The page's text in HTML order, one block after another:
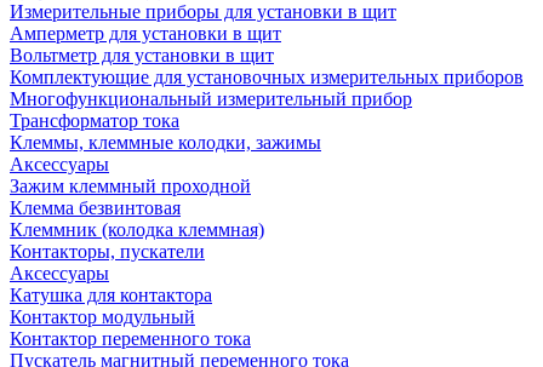
Измерительные приборы для установки в щит
Амперметр для установки в щит
Вольтметр для установки в щит
Комплектующие для установочных измерительных приборов
Многофункциональный измерительный прибор
Трансформатор тока
Клеммы, клеммные колодки, зажимы
Аксессуары
Зажим клеммный проходной
Клемма безвинтовая
Клеммник (колодка клеммная)
Контакторы, пускатели
Аксессуары
Катушка для контактора
Контактор модульный
Контактор переменного тока
Пускатель магнитный переменного тока